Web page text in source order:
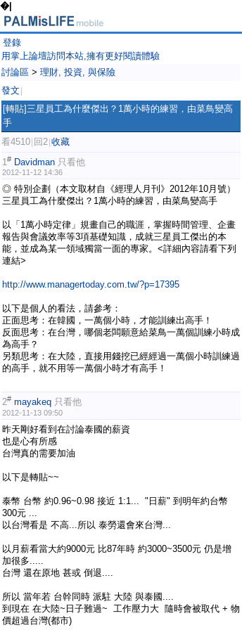
�|
登錄
用掌上論壇訪問本站,擁有更好閱讀體驗
討論區 > 理財, 投資, 與保險
發文
[轉貼]三星員工為什麼傑出？1萬小時的練習，由菜鳥變高
手
看4510 回2 收藏
1# Davidman 只看他
2012-11-12 14:36
◎ 特別企劃（本文取材自《經理人月刊》2012年10月號）
三星員工為什麼傑出？1萬小時的練習，由菜鳥變高手
以「1萬小時定律」規畫自己的職涯，掌握時間管理、企畫
報告與會議效率等3項基礎知識，成就三星員工傑出的本
能，並成為某一領域獨當一面的專家。<詳細內容請看下列
連結>
http://www.managertoday.com.tw/?p=17395
以下是個人的看法，請參考：
正面思考：在韓國，一萬個小時，才能訓練出高手！
反面思考：在台灣，哪個老闆願意給菜鳥一萬個訓練小時成
為高手？
另類思考：在大陸，直接用錢挖已經經過一萬個小時訓練過
的高手，就不用等一萬個小時才有高手！
2# mayakeq 只看他
2012-11-13 09:50
昨天剛好看到在討論泰國的薪資
也是心有所感
台灣真的需要加油
以下是轉貼~~
泰幣 台幣 約0.96~0.98 接近 1:1... "日薪" 到明年約台幣
300元 ...
以台灣看是 不高...所以 泰勞還會來台灣...
以月薪看當大約9000元 比87年時 約3000~3500元 仍是增
加很多.....
台灣 還在原地 甚或 倒退....
所以 當年若 台幹同時 派駐 大陸 與泰國....
到現在 在大陸~日子難過~ 工作壓力大 隨時會被取代 + 物
價超過台灣(都市)